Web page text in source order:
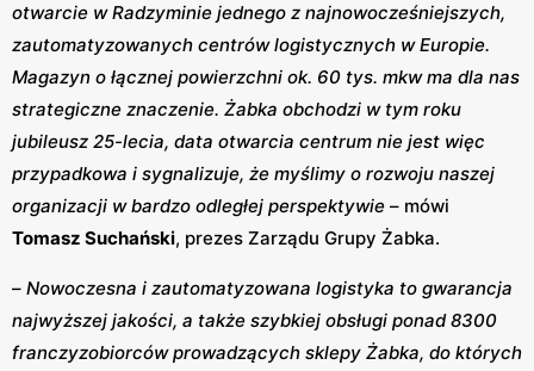
otwarcie w Radzyminie jednego z najnowocześniejszych,
zautomatyzowanych centrów logistycznych w Europie.
Magazyn o łącznej powierzchni ok. 60 tys. mkw ma dla nas
strategiczne znaczenie. Żabka obchodzi w tym roku
jubileusz 25-lecia, data otwarcia centrum nie jest więc
przypadkowa i sygnalizuje, że myślimy o rozwoju naszej
organizacji w bardzo odległej perspektywie – mówi
Tomasz Suchański, prezes Zarządu Grupy Żabka.
– Nowoczesna i zautomatyzowana logistyka to gwarancja
najwyższej jakości, a także szybkiej obsługi ponad 8300
franczyzobiorców prowadzących sklepy Żabka, do których